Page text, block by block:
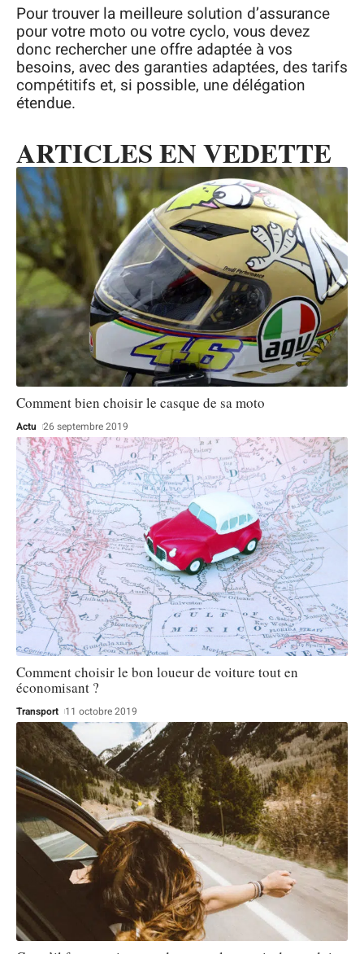
Pour trouver la meilleure solution d’assurance
pour votre moto ou votre cyclo, vous devez
donc rechercher une offre adaptée à vos
besoins, avec des garanties adaptées, des tarifs
compétitifs et, si possible, une délégation
étendue.
ARTICLES EN VEDETTE
Comment bien choisir le casque de sa moto
Actu 26 septembre 2019
Comment choisir le bon loueur de voiture tout en
économisant ?
Transport 11 octobre 2019